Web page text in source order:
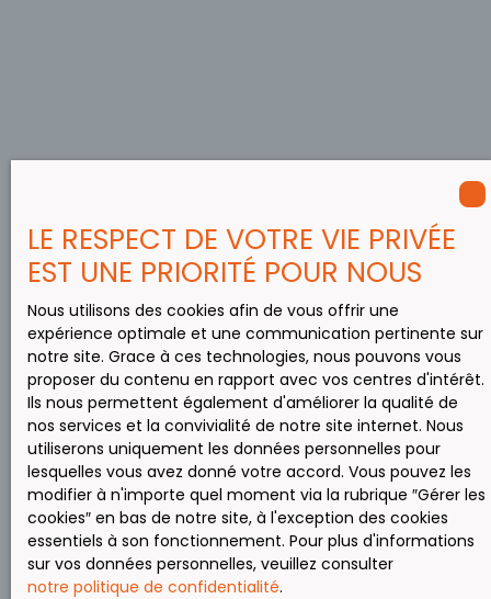
LE RESPECT DE VOTRE VIE PRIVÉE
EST UNE PRIORITÉ POUR NOUS
Nous utilisons des cookies afin de vous offrir une
expérience optimale et une communication pertinente sur
notre site. Grace à ces technologies, nous pouvons vous
proposer du contenu en rapport avec vos centres d'intérêt.
Ils nous permettent également d'améliorer la qualité de
nos services et la convivialité de notre site internet. Nous
utiliserons uniquement les données personnelles pour
lesquelles vous avez donné votre accord. Vous pouvez les
modifier à n'importe quel moment via la rubrique ″Gérer les
cookies″ en bas de notre site, à l'exception des cookies
essentiels à son fonctionnement. Pour plus d'informations
sur vos données personnelles, veuillez consulter
notre politique de confidentialité.